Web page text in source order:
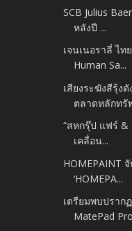
SCB Julius
หลังปี ...
เจนเนอราลี่ ไ
Human Sa...
เสียงระฆังสีรุ้ง
ตลาดหลักทรั
“สหกรุ๊ป แฟร์ &
เคลื่อน...
HOMEPAINT
‘HOMEPA...
เตรียมพบปราก
MatePad